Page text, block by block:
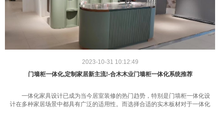
2023-10-31 10:12:49
门墙柜一体化,定制家居新主流!-合木木业门墙柜一体化系统推荐
一体化家具设计已成为当今居室装修的热门趋势，特别是门墙柜一体化设
计在多种家居场景中都具有广泛的适用性。而选择合适的实木板材对于一体化